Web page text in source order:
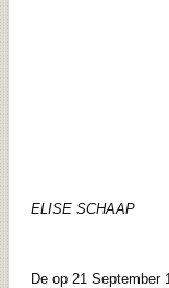
ELISE SCHAAP
De op 21 September